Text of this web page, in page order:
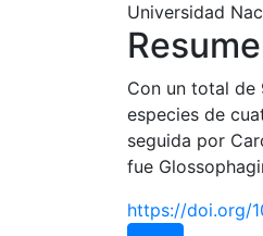
Universidad
Con un total de
especies de
seguida por
fue
https://doi.org/